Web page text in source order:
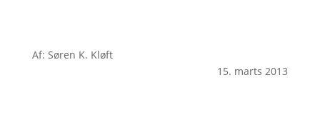
Af: Søren K. Kløft
15. marts 2013